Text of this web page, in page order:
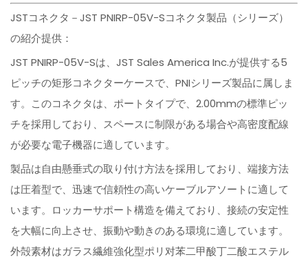
JSTコネクタ－JST PNIRP-05V-Sコネクタ製品（シリーズ）
の紹介提供：
JST PNIRP-05V-Sは、JST Sales America Inc.が提供する5
ピッチの矩形コネクターケースで、PNIシリーズ製品に属しま
す。このコネクタは、ポートタイプで、2.00mmの標準ピッ
チを採用しており、スペースに制限がある場合や高密度配線
が必要な電子機器に適しています。
製品は自由懸垂式の取り付け方法を採用しており、端接方法
は圧着型で、迅速で信頼性の高いケーブルアソートに適して
います。ロッカーサポート構造を備えており、接続の安定性
を大幅に向上させ、振動や動きのある環境に適しています。
外殻素材はガラス繊維強化型ポリ对苯二甲酸丁二酸エステル